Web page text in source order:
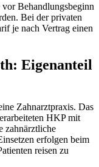
vor Behandlungsbeginn
Bei der privaten
je nach Vertrag einen
Eigenanteil
Zahnarztpraxis. Das
HKP mit
zahnärztliche
erfolgen beim
reisen zu